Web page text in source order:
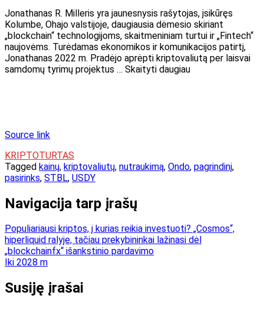
Jonathanas R. Milleris yra jaunesnysis rašytojas, įsikūręs
Kolumbe, Ohajo valstijoje, daugiausia dėmesio skiriant
„blockchain“ technologijoms, skaitmeniniam turtui ir „Fintech“
naujovėms. Turėdamas ekonomikos ir komunikacijos patirtį,
Jonathanas 2022 m. Pradėjo aprėpti kriptovaliutą per laisvai
samdomų tyrimų projektus … Skaityti daugiau
Source link
KRIPTOTURTAS
Tagged kainų, kriptovaliutų, nutraukimą, Ondo, pagrindinį,
pasirinks, STBL, USDY
Navigacija tarp įrašų
Populiariausi kriptos, į kurias reikia investuoti? „Cosmos“,
hiperliquid ralyje, tačiau prekybininkai lažinasi dėl
„blockchainfx“ išankstinio pardavimo
Iki 2028 m
Susiję įrašai